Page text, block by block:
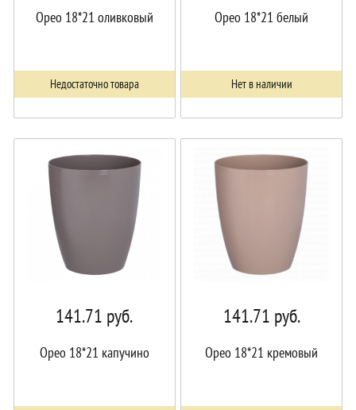
Орео 18*21 оливковый
Недостаточно товара
Орео 18*21 белый
Нет в наличии
141.71 руб.
Орео 18*21 капучино
141.71 руб.
Орео 18*21 кремовый